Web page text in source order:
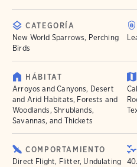
CATEGORÍA
New World Sparrows, Perching
Birds
HÁBITAT
Arroyos and Canyons, Desert
and Arid Habitats, Forests and
Woodlands, Shrublands,
Savannas, and Thickets
COMPORTAMIENTO
Direct Flight, Flitter, Undulating